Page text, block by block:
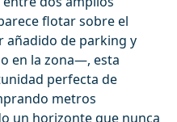
flotar sobre el
añadido de parking y
en la zona—, esta
‌perfecta ‌de
metros
‌un horizonte que ‌nunca